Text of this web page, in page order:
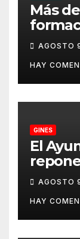
Más
Lebrija
AGOSTO
HAY
GINES
El
la
AGOSTO
HAY